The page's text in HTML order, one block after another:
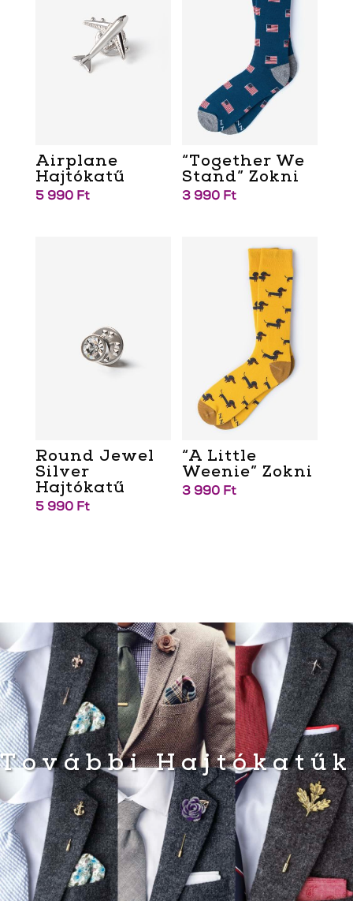
Airplane
Hajtókatű
5 990 Ft
“Together We
Stand” Zokni
3 990 Ft
Round Jewel
Silver
Hajtókatű
5 990 Ft
“A Little
Weenie” Zokni
3 990 Ft
További Hajtókatűk